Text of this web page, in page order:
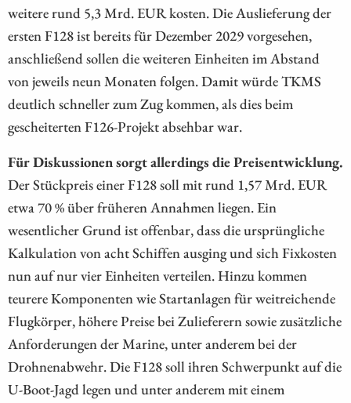
weitere rund 5,3 Mrd. EUR kosten. Die Auslieferung der
ersten F128 ist bereits für Dezember 2029 vorgesehen,
anschließend sollen die weiteren Einheiten im Abstand
von jeweils neun Monaten folgen. Damit würde TKMS
deutlich schneller zum Zug kommen, als dies beim
gescheiterten F126-Projekt absehbar war.
Für Diskussionen sorgt allerdings die Preisentwicklung.
Der Stückpreis einer F128 soll mit rund 1,57 Mrd. EUR
etwa 70 % über früheren Annahmen liegen. Ein
wesentlicher Grund ist offenbar, dass die ursprüngliche
Kalkulation von acht Schiffen ausging und sich Fixkosten
nun auf nur vier Einheiten verteilen. Hinzu kommen
teurere Komponenten wie Startanlagen für weitreichende
Flugkörper, höhere Preise bei Zulieferern sowie zusätzliche
Anforderungen der Marine, unter anderem bei der
Drohnenabwehr. Die F128 soll ihren Schwerpunkt auf die
U-Boot-Jagd legen und unter anderem mit einem